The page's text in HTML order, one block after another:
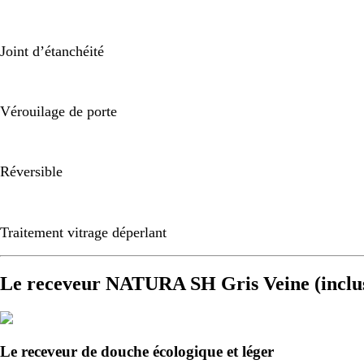
Joint d’étanchéité
Vérouilage de porte
Réversible
Traitement vitrage déperlant
Le receveur NATURA SH Gris Veine
Le receveur de douche écologique et léger